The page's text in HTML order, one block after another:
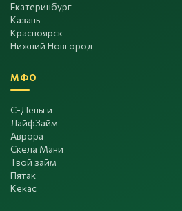
Екатеринбург
Казань
Красноярск
Нижний Новгород
МФО
С-Деньги
ЛайфЗайм
Аврора
Скела Мани
Твой займ
Пятак
Кекас